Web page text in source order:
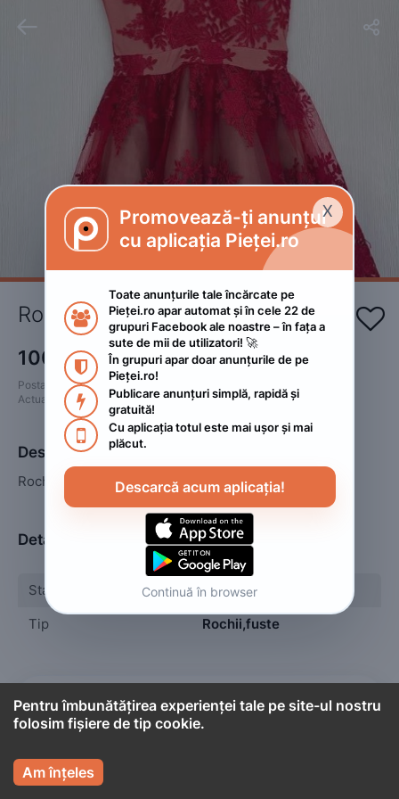
 
Rochii ocazie 
100 RON
Postat
2023. mai 1.
Actualizat
2023. mai 1.
Descriere
Rochii ocazie purtate o singura data.
Detalii
Stare
Utilizat
Tip
Rochii,fuste
 Cont titular
Persoană fizică
X
Promovează-ți anunțul
cu aplicația Pieței.ro

Toate anunțurile tale încărcate pe
Pieței.ro apar automat și în cele 22 de
grupuri Facebook ale noastre – în fața a
sute de mii de utilizatori! 🚀

În grupuri apar doar anunțurile de pe
Pieței.ro!

Publicare anunțuri simplă, rapidă și
gratuită!

Cu aplicația totul este mai ușor și mai
plăcut.
Descarcă acum aplicația!
Continuă în browser
Pentru îmbunătățirea experienței tale pe site-ul nostru
folosim fișiere de tip cookie.
Am înțeles